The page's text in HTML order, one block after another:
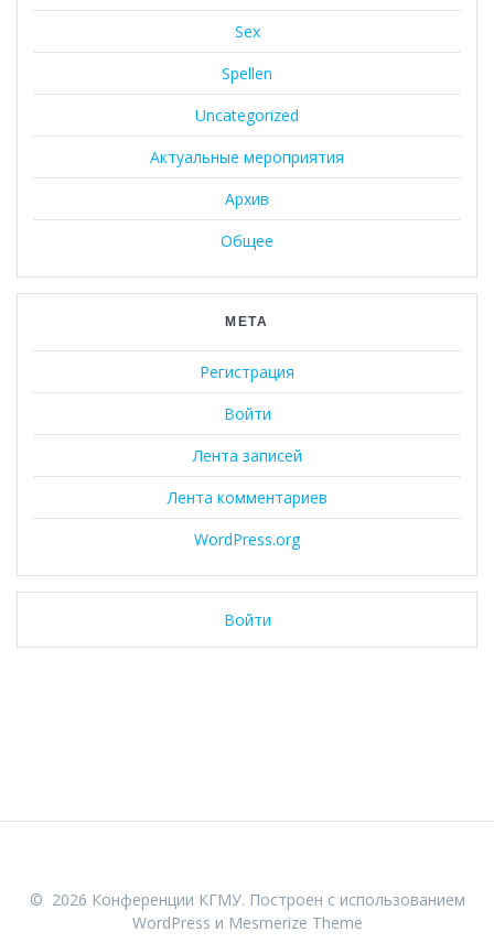
Sex
Spellen
Uncategorized
Актуальные мероприятия
Архив
Общее
МЕТА
Регистрация
Войти
Лента записей
Лента комментариев
WordPress.org
Войти
© 2026 Конференции КГМУ. Построен с использованием
WordPress и Mesmerize Theme